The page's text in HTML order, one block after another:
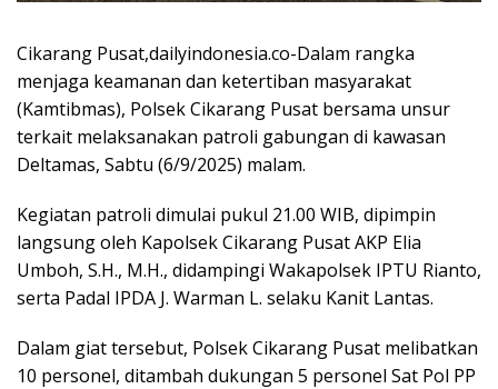
Cikarang Pusat,dailyindonesia.co-Dalam rangka
menjaga keamanan dan ketertiban masyarakat
(Kamtibmas), Polsek Cikarang Pusat bersama unsur
terkait melaksanakan patroli gabungan di kawasan
Deltamas, Sabtu (6/9/2025) malam.
Kegiatan patroli dimulai pukul 21.00 WIB, dipimpin
langsung oleh Kapolsek Cikarang Pusat AKP Elia
Umboh, S.H., M.H., didampingi Wakapolsek IPTU Rianto,
serta Padal IPDA J. Warman L. selaku Kanit Lantas.
Dalam giat tersebut, Polsek Cikarang Pusat melibatkan
10 personel, ditambah dukungan 5 personel Sat Pol PP